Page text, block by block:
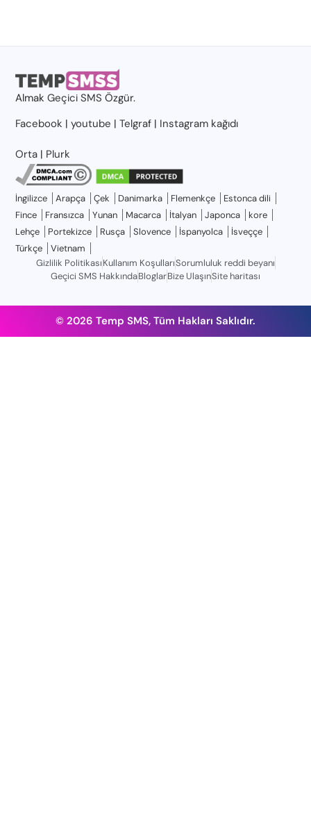
AlmakGeçici SMS Özgür.
Facebook |youtube |Telgraf | Instagram kağıdı
Orta | Plurk
İngilizce Arapça Çek Danimarka Flemenkçe
Estonca dili
Fince
Fransızca Yunan Macarca İtalyan Japonca
kore
Lehçe
Portekizce Rusça Slovence İspanyolca
İsveççe
Türkçe
Vietnam
Gizlilik PolitikasıKullanım KoşullarıSorumluluk reddi beyanı
Geçici SMS HakkındaBloglarBize UlaşınSite haritası
© 2026 Temp SMS, Tüm Hakları Saklıdır.